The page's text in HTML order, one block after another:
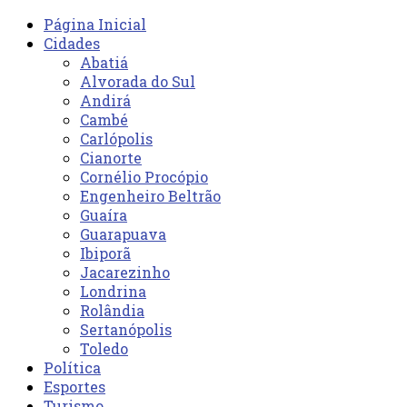
Página Inicial
Cidades
Abatiá
Alvorada do Sul
Andirá
Cambé
Carlópolis
Cianorte
Cornélio Procópio
Engenheiro Beltrão
Guaíra
Guarapuava
Ibiporã
Jacarezinho
Londrina
Rolândia
Sertanópolis
Toledo
Política
Esportes